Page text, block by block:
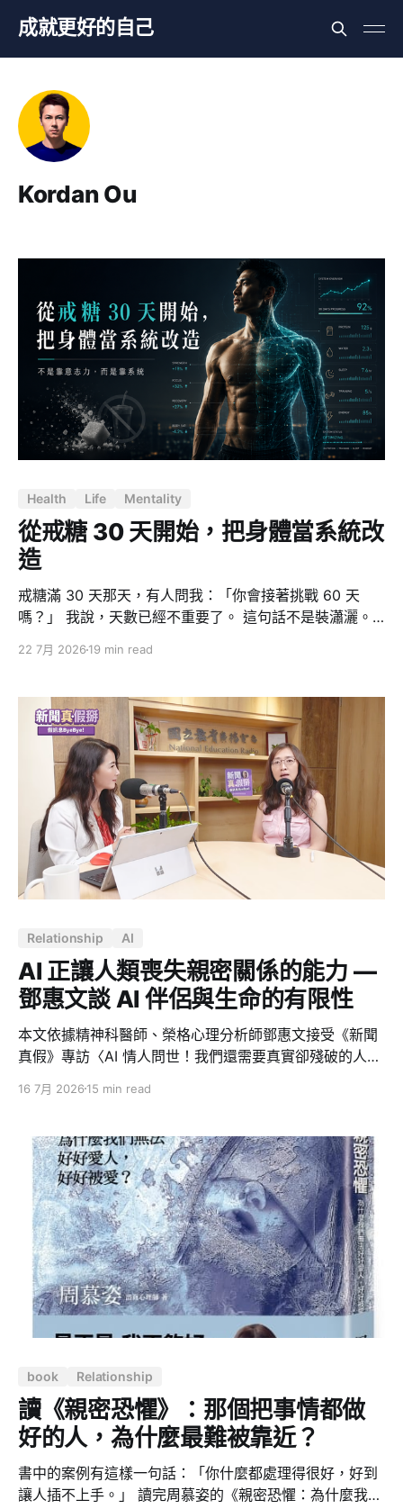
成就更好的自己
Kordan Ou
Health Life Mentality
從戒糖 30 天開始，把身體當系統改
造
戒糖滿 30 天那天，有人問我：「你會接著挑戰 60 天
嗎？」 我說，天數已經不重要了。 這句話不是裝瀟灑。
點，一個我用來證明「我做得到」的測試案例。真正發生
次健身房的人，變成一週五練、一次至少一小時。而且我
可以很誠實地說，我的意志力跟以前一模一樣，一克都沒
有變多。 改變的不是我，是系統。這篇文章想講的就是這
件事：當你不再靠意志力管理身體，而是把身體當成一個
可以除錯、重構、監控的系統，改造才真正開始。 為什麼
從戒糖開始？因為我需要一個做得到的證明 先交代動機。
我這輩子戒糖最久的紀錄，是在成功嶺。那不算數，因為
那是環境逼的 — 裡面除了白開水沒什麼好喝的。出了營
區，我從來沒有靠自己撐過 30 天。 我本來想戒的其實是
酒。但最近壓力太大，戒酒的時機還沒到；
22 7月 2026 19 min read
Relationship AI
AI 正讓人類喪失親密關係的能力 —
鄧惠文談 AI 伴侶與生命的有限性
本文依據精神科醫師、榮格心理分析師鄧惠文接受《新聞
真假》專訪〈AI 情人問世！我們還需要真實卻殘破的人類
要來自該次訪談，筆者僅就內容進行編排、濃縮與文字整
訪談為準。 當 AI 可以隨時回應、耐心傾聽、毫無防衛地
道歉，甚至依照我們的偏好打造出理想人格，人類是否還
需要一個真實、有限，卻充滿缺陷的伴侶？ 鄧惠文在訪談
中提出一個值得警惕的觀察：人類可能不是失去了對陪伴
的需求，而是正在失去承受另一個真實主體的能力。我們
仍然渴望被理解、被安慰、被需要，卻越來越難接受伴侶
也有自己的情緒、自尊、限制與人生。 人工智慧伴侶的出
現，讓人類第一次有機會繞過親密關係中最麻煩的部分：
誤解、拒絕、衝突、羞恥、自尊、防衛與失望。 它可以隨
時回應，記住你的喜好，用最適合你的語氣安慰你；即使
為自尊受傷而攻擊你。未來的機器人甚至可能具有體溫、
觸感、
16 7月 2026 15 min read
book Relationship
讀《親密恐懼》：那個把事情都做
好的人，為什麼最難被靠近？
書中的案例有這樣一句話：「你什麼都處理得很好，好到
讓人插不上手。」 讀完周慕姿的《親密恐懼：為什麼我們